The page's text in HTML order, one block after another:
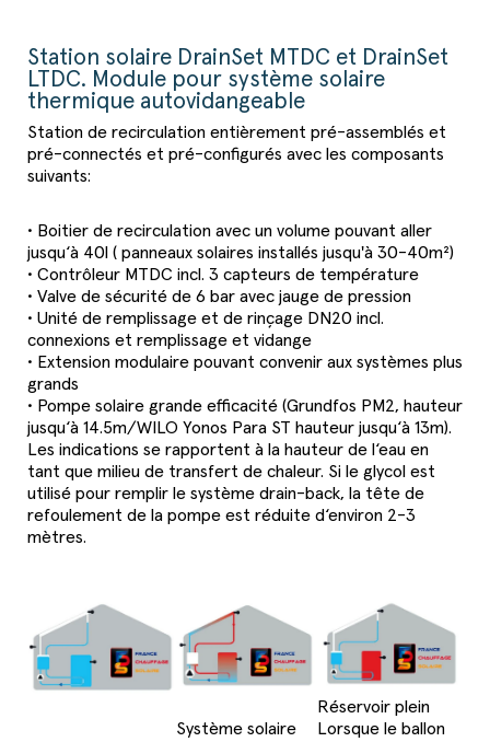
Station solaire DrainSet MTDC et DrainSet
LTDC. Module pour système solaire
thermique autovidangeable
Station de recirculation entièrement pré-assemblés et
pré-connectés et pré-configurés avec les composants
suivants:
• Boitier de recirculation avec un volume pouvant aller
jusqu‘à 40l ( panneaux solaires installés jusqu'à 30-40m²)
• Contrôleur MTDC incl. 3 capteurs de température
• Valve de sécurité de 6 bar avec jauge de pression
• Unité de remplissage et de rinçage DN20 incl.
connexions et remplissage et vidange
• Extension modulaire pouvant convenir aux systèmes plus
grands
• Pompe solaire grande efficacité (Grundfos PM2, hauteur
jusqu‘à 14.5m/WILO Yonos Para ST hauteur jusqu‘à 13m).
Les indications se rapportent à la hauteur de l‘eau en
tant que milieu de transfert de chaleur. Si le glycol est
utilisé pour remplir le système drain-back, la tête de
refoulement de la pompe est réduite d‘environ 2-3
mètres.
Système solaire
Réservoir plein
Lorsque le ballon